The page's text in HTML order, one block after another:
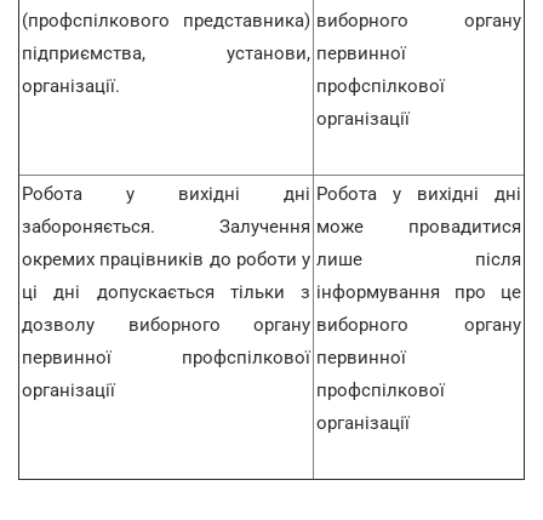
(профспілкового представника)
підприємства, установи,
організації.
виборного органу
первинної
профспілкової
організації
Робота у вихідні дні
забороняється. Залучення
окремих працівників до роботи у
ці дні допускається тільки з
дозволу виборного органу
первинної профспілкової
організації
Робота у вихідні дні
може провадитися
лише після
інформування про це
виборного органу
первинної
профспілкової
організації